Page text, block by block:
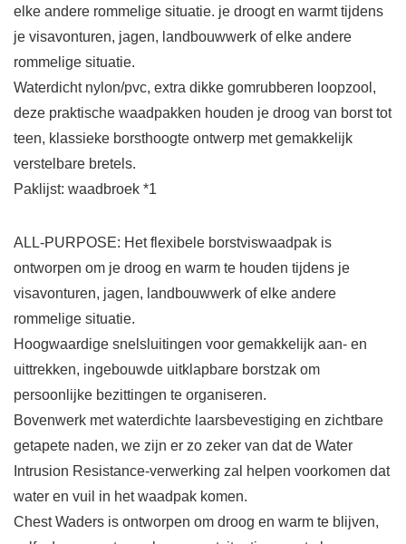
elke andere rommelige situatie. je droogt en warmt tijdens
je visavonturen, jagen, landbouwwerk of elke andere
rommelige situatie.
Waterdicht nylon/pvc, extra dikke gomrubberen loopzool,
deze praktische waadpakken houden je droog van borst tot
teen, klassieke borsthoogte ontwerp met gemakkelijk
verstelbare bretels.
Paklijst: waadbroek *1
ALL-PURPOSE: Het flexibele borstviswaadpak is
ontworpen om je droog en warm te houden tijdens je
visavonturen, jagen, landbouwwerk of elke andere
rommelige situatie.
Hoogwaardige snelsluitingen voor gemakkelijk aan- en
uittrekken, ingebouwde uitklapbare borstzak om
persoonlijke bezittingen te organiseren.
Bovenwerk met waterdichte laarsbevestiging en zichtbare
getapete naden, we zijn er zo zeker van dat de Water
Intrusion Resistance-verwerking zal helpen voorkomen dat
water en vuil in het waadpak komen.
Chest Waders is ontworpen om droog en warm te blijven,